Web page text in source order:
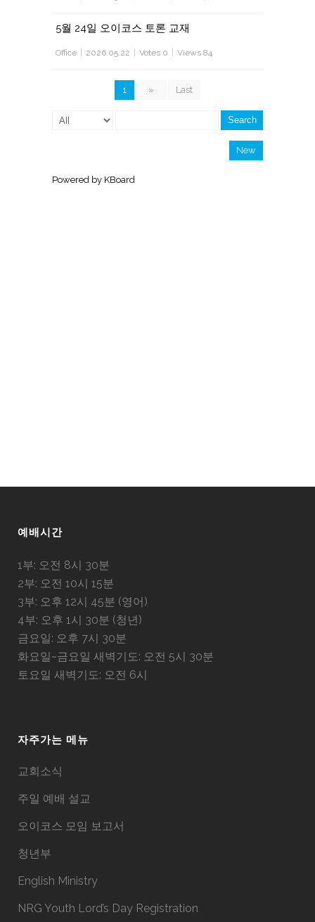
5월 24일 오이코스 토론 교재
Office 2026.05.22 Votes 0 Views 84
1 » Last
Search
New
Powered by KBoard
예배시간
1부: 오전 8시 30분
2부: 오전 10시 15분
3부: 오후 12시 45분 (영어)
4부: 오후 1시 30분 (청년)
금요일: 오후 7시 30분
화요일~금요일 새벽기도: 오전 5시 30분
토요일 새벽기도: 오전 6시
자주가는 메뉴
교회소식
주일 예배 설교
오이코스 모임 보고서
청년부
English Ministry
NRG Youth Lord’s Day Registration